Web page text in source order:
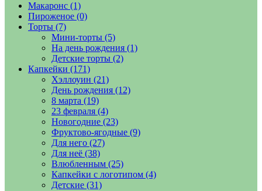
Макаронс (1)
Пироженое (0)
Торты (7)
Мини-торты (5)
На день рождения (1)
Детские торты (2)
Капкейки (171)
Хэллоуин (21)
День рождения (12)
8 марта (19)
23 февраля (4)
Новогодние (23)
Фруктово-ягодные (9)
Для него (27)
Для неё (38)
Влюбленным (25)
Капкейки с логотипом (4)
Детские (31)